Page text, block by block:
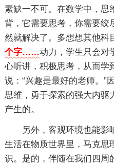
素缺一不可。在数学中，思
背，它需要思考，你需要绞
然就解决了。多想想其他科
个字……动力，学生只会对
心听讲，积极思考，从而学
说：“兴趣是最好的老师。”
思维，勇于探索的强大内驱
产生的。
另外，客观环境也能影
生活在物质世界里，马克思
识。是的，伴随在我们四周